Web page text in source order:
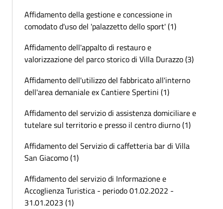
Affidamento della gestione e concessione in
comodato d'uso del 'palazzetto dello sport' (1)
Affidamento dell'appalto di restauro e
valorizzazione del parco storico di Villa Durazzo (3)
Affidamento dell'utilizzo del fabbricato all'interno
dell'area demaniale ex Cantiere Spertini (1)
Affidamento del servizio di assistenza domiciliare e
tutelare sul territorio e presso il centro diurno (1)
Affidamento del Servizio di caffetteria bar di Villa
San Giacomo (1)
Affidamento del servizio di Informazione e
Accoglienza Turistica - periodo 01.02.2022 -
31.01.2023 (1)